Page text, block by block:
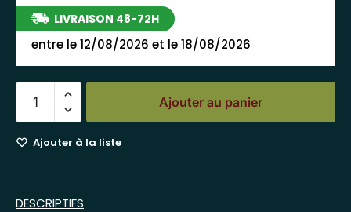
LIVRAISON 48-72H
entre le 12/08/2026 et le 18/08/2026
Ajouter au panier
Ajouter à la liste
DESCRIPTIFS